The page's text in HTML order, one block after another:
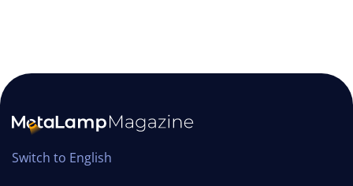
Switch to English